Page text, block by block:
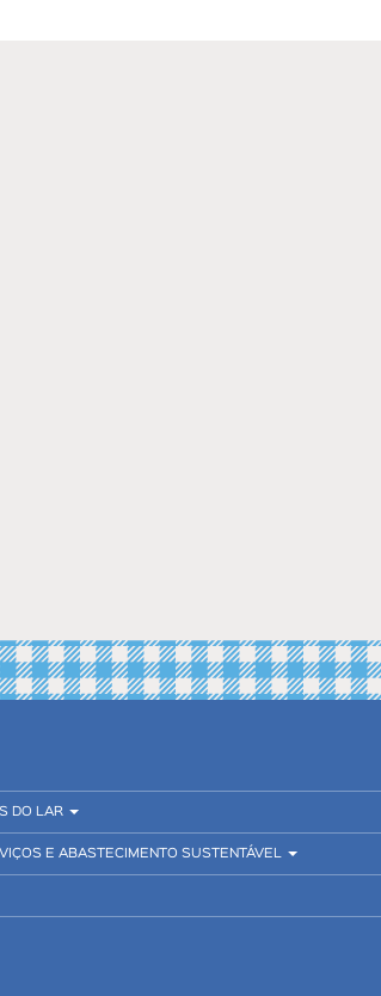
DO LAR
E ABASTECIMENTO SUSTENTÁVEL